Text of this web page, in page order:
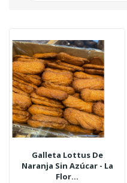
Galleta Lottus De
Naranja Sin Azúcar - La
Flor...